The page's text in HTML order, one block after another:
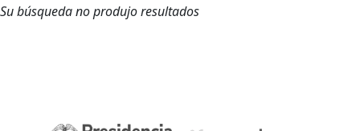
Su búsqueda no produjo resultados